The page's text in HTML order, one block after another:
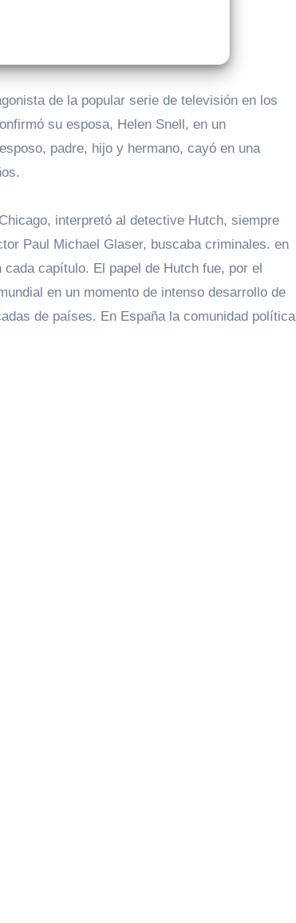
su esposa, Helen Snell, en un
padre, hijo y hermano, cayó en una
interpretó al detective Hutch, siempre
Paul Michael Glaser, buscaba criminales. en
capítulo. El papel de Hutch fue, por el
en un momento de intenso desarrollo de
de países. En España la comunidad política